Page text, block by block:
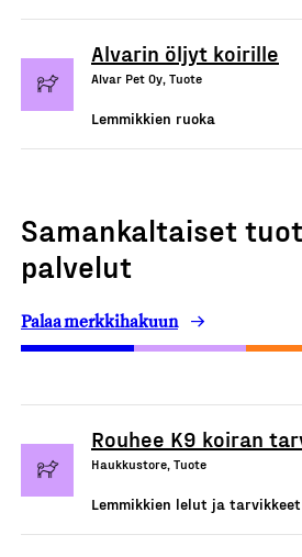
Alvarin öljyt koirille
Alvar Pet Oy, Tuote
Lemmikkien ruoka
Samankaltaiset
palvelut
Palaa merkkihakuun
Rouhee K9 koiran
Haukkustore, Tuote
Lemmikkien lelut ja tarvikkeet